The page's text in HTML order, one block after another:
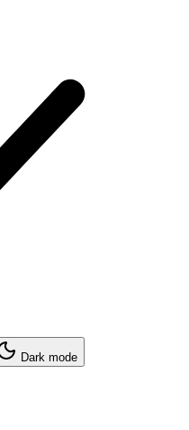
Dark mode